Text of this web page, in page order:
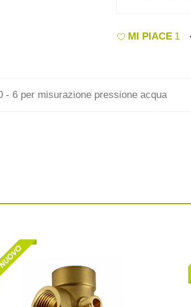
MI PIACE 1
- 6 per misurazione pressione acqua